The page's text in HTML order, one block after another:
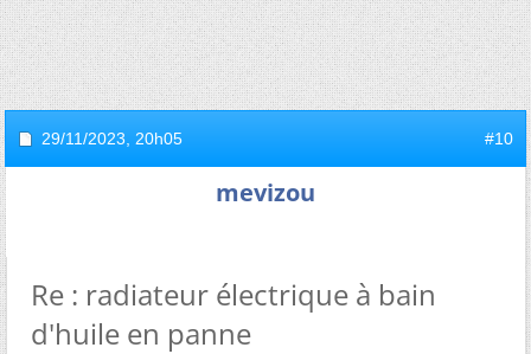
29/11/2023, 20h05 #10
mevizou
Re : radiateur électrique à bain
d'huile en panne